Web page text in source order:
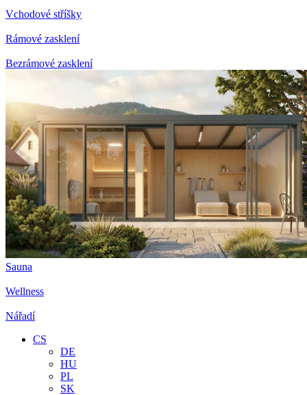
Vchodové stříšky
Rámové zasklení
Bezrámové zasklení
Sauna
Wellness
Nářadí
CS
DE
HU
PL
SK